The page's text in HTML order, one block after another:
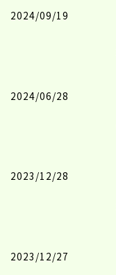
2024/09/19
2024/06/28
2023/12/28
2023/12/27